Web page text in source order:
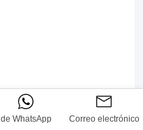
de WhatsApp Correo electrónico